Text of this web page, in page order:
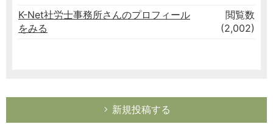
K-Net社労士事務所さんのプロフィール
をみる
閲覧数
(2,002)
新規投稿する